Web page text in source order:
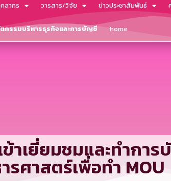
ลากร วารสาร/วิจัย ข่าวประชาสัมพันธ์
กรรมบริหารธุรกิจและการบัญชี home
เยี่ยมชมและทำการ
ศาสตร์เพื่อทำ MOU